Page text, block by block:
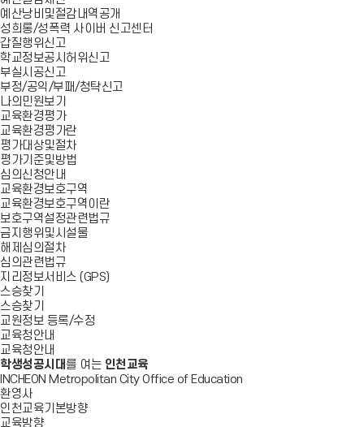
예산낭비및절감내역공개
성희롱/성폭력 사이버 신고센터
갑질행위신고
학교정보공시허위신고
부실시공신고
부정/공익/부패/청탁신고
나의민원보기
교육환경평가
교육환경평가란
평가대상및절차
평가기준및방법
심의신청안내
교육환경보호구역
교육환경보호구역이란
보호구역설정관련법규
금지행위및시설물
해제심의절차
심의관련법규
지리정보서비스 (GPS)
스승찾기
스승찾기
교원정보 등록/수정
교육청안내
교육청안내
학생성공시대 를 여는 인천교육
INCHEON Metropolitan City Office of Education
환영사
인천교육기본방향
교육방향